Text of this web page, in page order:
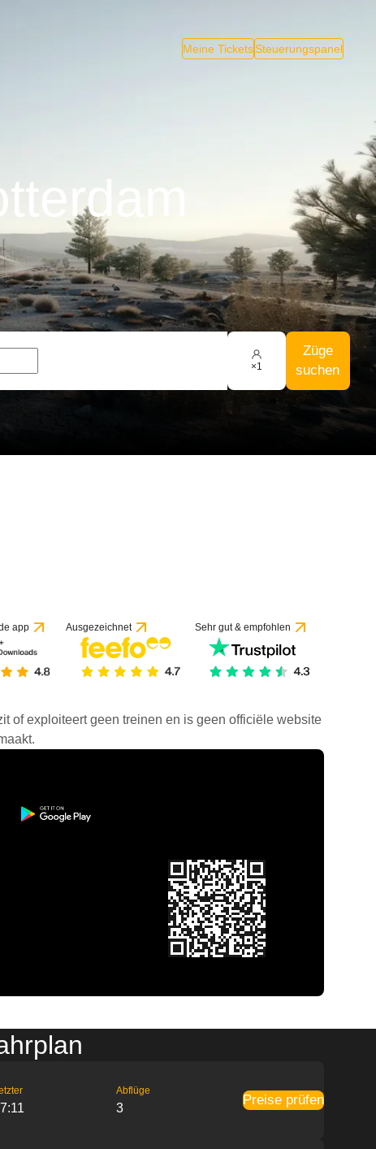
Meine TicketsSteuerungspanel
×1
Züge
suchen
app Ausgezeichnet Sehr gut & empfohlen
of exploiteert geen treinen en is geen officiële website
Abflüge
3
Preise prüfen